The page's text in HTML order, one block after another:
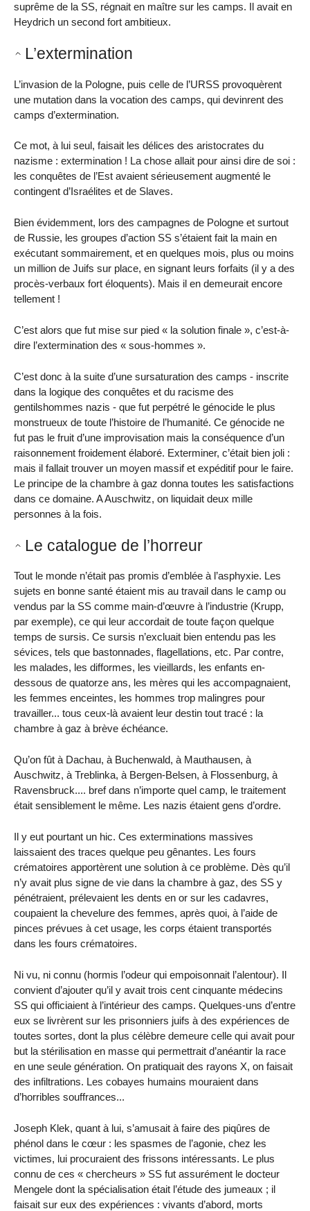
suprême de la SS, régnait en maître sur les camps. Il avait en
Heydrich un second fort ambitieux.
L’extermination
L’invasion de la Pologne, puis celle de l’URSS provoquèrent
une mutation dans la vocation des camps, qui devinrent des
camps d’extermination.
Ce mot, à lui seul, faisait les délices des aristocrates du
nazisme : extermination ! La chose allait pour ainsi dire de soi :
les conquêtes de l’Est avaient sérieusement augmenté le
contingent d’Israélites et de Slaves.
Bien évidemment, lors des campagnes de Pologne et surtout
de Russie, les groupes d’action SS s’étaient fait la main en
exécutant sommairement, et en quelques mois, plus ou moins
un million de Juifs sur place, en signant leurs forfaits (il y a des
procès-verbaux fort éloquents). Mais il en demeurait encore
tellement !
C’est alors que fut mise sur pied « la solution finale », c’est-à-
dire l’extermination des « sous-hommes ».
C’est donc à la suite d’une sursaturation des camps - inscrite
dans la logique des conquêtes et du racisme des
gentilshommes nazis - que fut perpétré le génocide le plus
monstrueux de toute l’histoire de l’humanité. Ce génocide ne
fut pas le fruit d’une improvisation mais la conséquence d’un
raisonnement froidement élaboré. Exterminer, c’était bien joli :
mais il fallait trouver un moyen massif et expéditif pour le faire.
Le principe de la chambre à gaz donna toutes les satisfactions
dans ce domaine. A Auschwitz, on liquidait deux mille
personnes à la fois.
Le catalogue de l’horreur
Tout le monde n’était pas promis d’emblée à l’asphyxie. Les
sujets en bonne santé étaient mis au travail dans le camp ou
vendus par la SS comme main-d’œuvre à l’industrie (Krupp,
par exemple), ce qui leur accordait de toute façon quelque
temps de sursis. Ce sursis n’excluait bien entendu pas les
sévices, tels que bastonnades, flagellations, etc. Par contre,
les malades, les difformes, les vieillards, les enfants en-
dessous de quatorze ans, les mères qui les accompagnaient,
les femmes enceintes, les hommes trop malingres pour
travailler... tous ceux-là avaient leur destin tout tracé : la
chambre à gaz à brève échéance.
Qu’on fût à Dachau, à Buchenwald, à Mauthausen, à
Auschwitz, à Treblinka, à Bergen-Belsen, à Flossenburg, à
Ravensbruck.... bref dans n’importe quel camp, le traitement
était sensiblement le même. Les nazis étaient gens d’ordre.
Il y eut pourtant un hic. Ces exterminations massives
laissaient des traces quelque peu gênantes. Les fours
crématoires apportèrent une solution à ce problème. Dès qu’il
n’y avait plus signe de vie dans la chambre à gaz, des SS y
pénétraient, prélevaient les dents en or sur les cadavres,
coupaient la chevelure des femmes, après quoi, à l’aide de
pinces prévues à cet usage, les corps étaient transportés
dans les fours crématoires.
Ni vu, ni connu (hormis l’odeur qui empoisonnait l’alentour). Il
convient d’ajouter qu’il y avait trois cent cinquante médecins
SS qui officiaient à l’intérieur des camps. Quelques-uns d’entre
eux se livrèrent sur les prisonniers juifs à des expériences de
toutes sortes, dont la plus célèbre demeure celle qui avait pour
but la stérilisation en masse qui permettrait d’anéantir la race
en une seule génération. On pratiquait des rayons X, on faisait
des infiltrations. Les cobayes humains mouraient dans
d’horribles souffrances...
Joseph Klek, quant à lui, s’amusait à faire des piqûres de
phénol dans le cœur : les spasmes de l’agonie, chez les
victimes, lui procuraient des frissons intéressants. Le plus
connu de ces « chercheurs » SS fut assurément le docteur
Mengele dont la spécialisation était l’étude des jumeaux ; il
faisait sur eux des expériences : vivants d’abord, morts